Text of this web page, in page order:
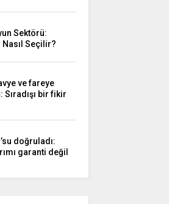
Sektörü:
Seçilir?
ve fareye
bir fikir
doğruladı:
garanti değil